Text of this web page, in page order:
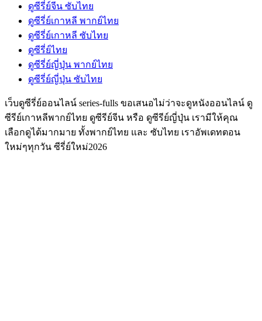
ดูซีรี่ย์จีน ซับไทย
ดูซีรี่ย์เกาหลี พากย์ไทย
ดูซีรี่ย์เกาหลี ซับไทย
ดูซีรี่ย์ไทย
ดูซีรี่ย์ญี่ปุ่น พากย์ไทย
ดูซีรี่ย์ญี่ปุ่น ซับไทย
เว็บดูซีรี่ย์ออนไลน์ series-fulls ขอเสนอไม่ว่าจะดูหนังออนไลน์ ดู
ซีรีย์เกาหลีพากย์ไทย ดูซีรีย์จีน หรือ ดูซีรีย์ญี่ปุ่น เรามีให้คุณ
เลือกดูได้มากมาย ทั้งพากย์ไทย และ ซับไทย เราอัพเดทตอน
ใหม่ๆทุกวัน ซีรี่ย์ใหม่2026